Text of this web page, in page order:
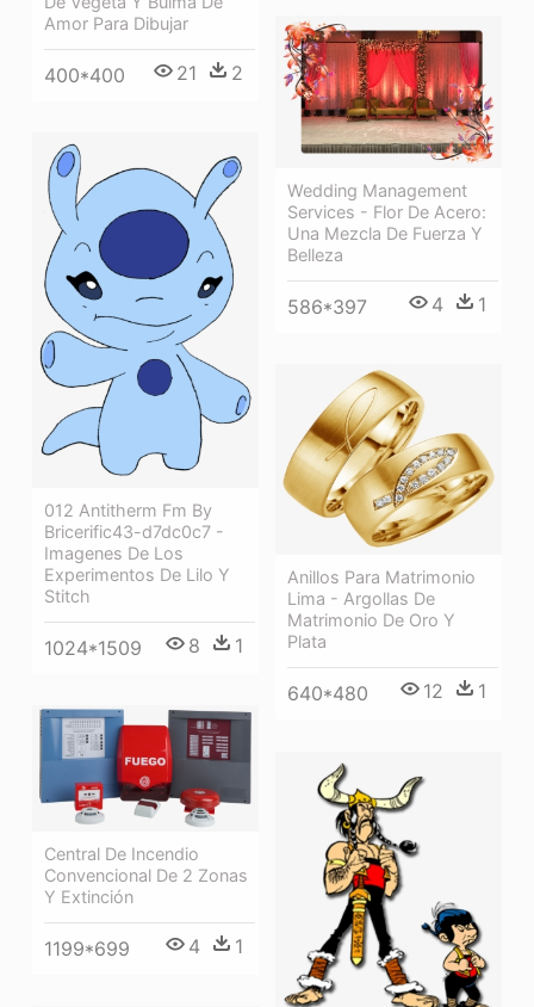
Amor Para Dibujar
400*400 21 2
Wedding Management
Services - Flor De Acero:
Una Mezcla De Fuerza Y
Belleza
586*397 4 1
012 Antitherm Fm By
Bricerific43-d7dc0c7 -
Imagenes De Los
Experimentos De Lilo Y
Stitch
1024*1509 8 1
Anillos Para Matrimonio
Lima - Argollas De
Matrimonio De Oro Y
Plata
640*480 12 1
Central De Incendio
Convencional De 2 Zonas
Y Extinción
1199*699 4 1